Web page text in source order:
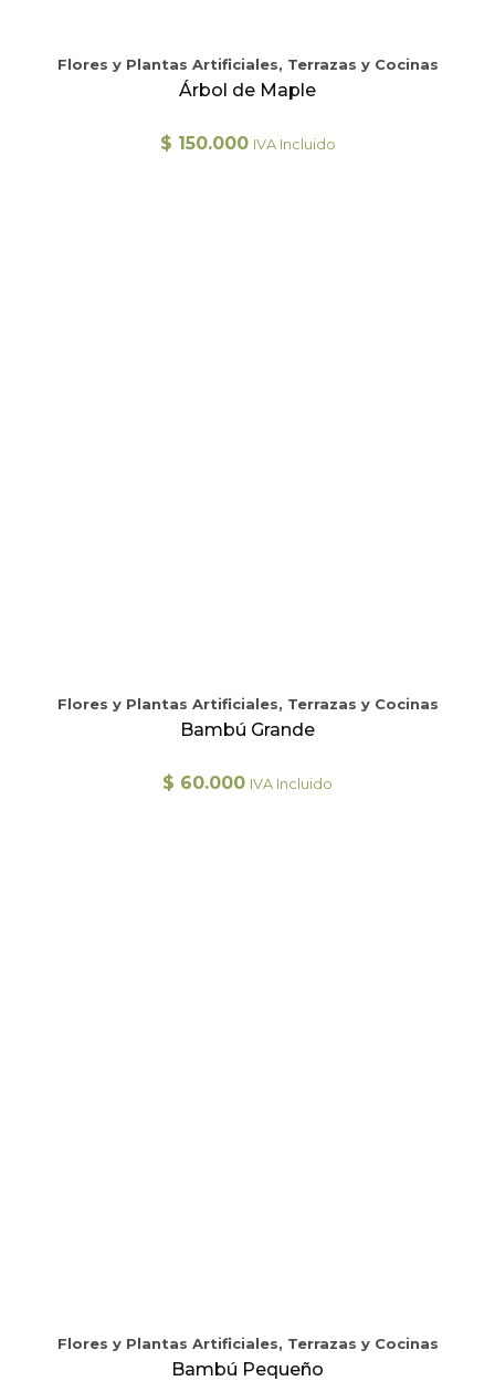
Flores y Plantas Artificiales, Terrazas y Cocinas
Árbol de Maple
$ 150.000 IVA Incluido
Flores y Plantas Artificiales, Terrazas y Cocinas
Bambú Grande
$ 60.000 IVA Incluido
Flores y Plantas Artificiales, Terrazas y Cocinas
Bambú Pequeño